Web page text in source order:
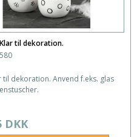
til dekoration.
dekoration. Anvend f.eks. glas
DKK